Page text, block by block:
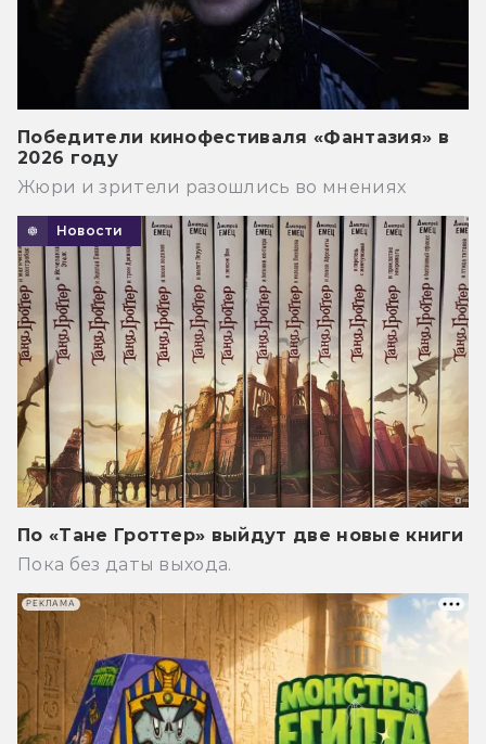
Победители кинофестиваля «Фантазия» в
2026 году
Жюри и зрители разошлись во мнениях
Новости
По «Тане Гроттер» выйдут две новые книги
Пока без даты выхода.
РЕКЛАМА